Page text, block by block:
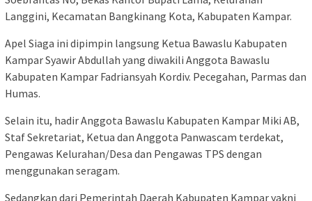
Langgini, Kecamatan Bangkinang Kota, Kabupaten Kampar.
Apel Siaga ini dipimpin langsung Ketua Bawaslu Kabupaten
Kampar Syawir Abdullah yang diwakili Anggota Bawaslu
Kabupaten Kampar Fadriansyah Kordiv. Pecegahan, Parmas dan
Humas.
Selain itu, hadir Anggota Bawaslu Kabupaten Kampar Miki AB,
Staf Sekretariat, Ketua dan Anggota Panwascam terdekat,
Pengawas Kelurahan/Desa dan Pengawas TPS dengan
menggunakan seragam.
Sedangkan dari Pemerintah Daerah Kabupaten Kampar yakni